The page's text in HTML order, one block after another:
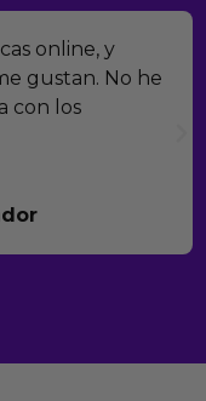
online, y
gustan. No he
con los